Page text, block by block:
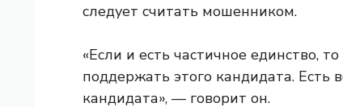
следует считать мошенником.
«Если и есть частичное единство,
поддержать этого кандидата. Есть
кандидата», — говорит он.